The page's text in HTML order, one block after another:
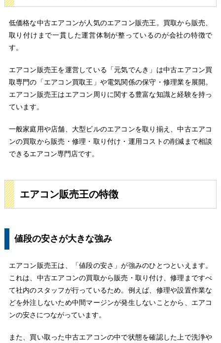
低価格な中古エアコンが人気のエアコン販売王。買取から販売、
取り付けまで一貫した運営体制が整っているのが会社の特徴で
す。
エアコン販売王を運営している「元気でんき」は中古エアコン買
取専門の「エアコン買取王」や電気関係の保守・修理業を展開。
エアコン販売王はエアコン周りに関する豊富な知識と経験を持っ
ています。
一般家庭用や店舗、大型ビルのエアコンを取り揃え、中古エアコ
ンの買取から販売・修理・取り付け・運用コストの削減まで相談
できるエアコン専門店です。
エアコン販売王の特徴
値段の安さが大きな強み
エアコン販売王は、「値段の安さ」が強みのひとつといえます。
これは、中古エアコンの買取から販売・取り付け、修理まですべ
て社内のスタッフが行っているため。例えば、修理や設置作業な
どを外注しないため中間マージンが発生しないことから、エアコ
ンの安さにつながっています。
また、買い取った中古エアコンの中で状態を確認した上で洗浄や